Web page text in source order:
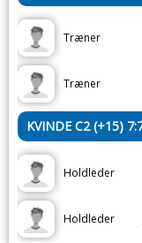
Træner
Træner
KVINDE C2 (+15)
Holdleder
Holdleder